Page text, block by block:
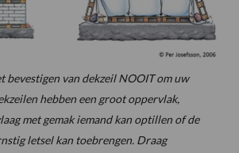
bevestigen van dekzeil NOOIT om uw
hebben een groot oppervlak,
met gemak iemand kan optillen of de
letsel kan toebrengen. Draag